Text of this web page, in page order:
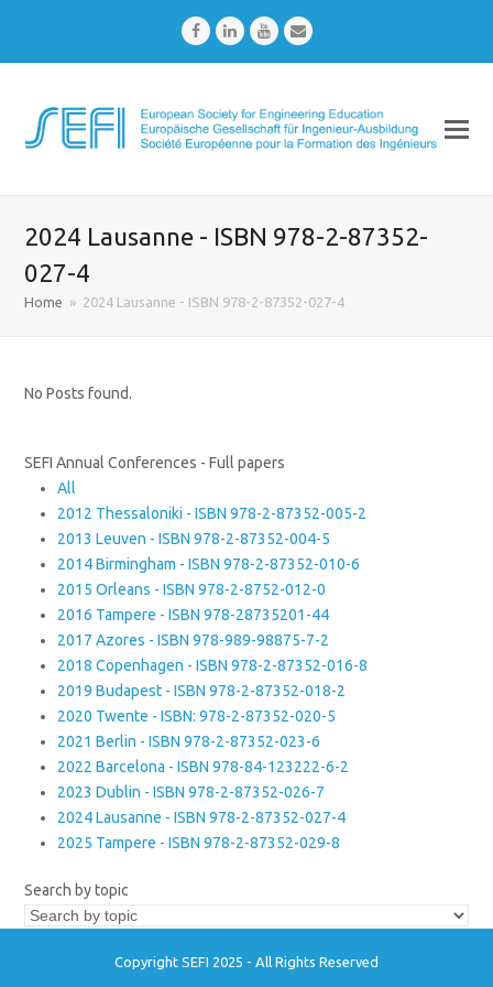
FacebookLinkedInYoutubeEmail
2024 Lausanne - ISBN 978-2-87352-
027-4
Home » 2024 Lausanne - ISBN 978-2-87352-027-4
No Posts found.
SEFI Annual Conferences - Full papers
All
2012 Thessaloniki - ISBN 978-2-87352-005-2
2013 Leuven - ISBN 978-2-87352-004-5
2014 Birmingham - ISBN 978-2-87352-010-6
2015 Orleans - ISBN 978-2-8752-012-0
2016 Tampere - ISBN 978-28735201-44
2017 Azores - ISBN 978-989-98875-7-2
2018 Copenhagen - ISBN 978-2-87352-016-8
2019 Budapest - ISBN 978-2-87352-018-2
2020 Twente - ISBN: 978-2-87352-020-5
2021 Berlin - ISBN 978-2-87352-023-6
2022 Barcelona - ISBN 978-84-123222-6-2
2023 Dublin - ISBN 978-2-87352-026-7
2024 Lausanne - ISBN 978-2-87352-027-4
2025 Tampere - ISBN 978-2-87352-029-8
Search by topic
Copyright SEFI 2025 - All Rights Reserved